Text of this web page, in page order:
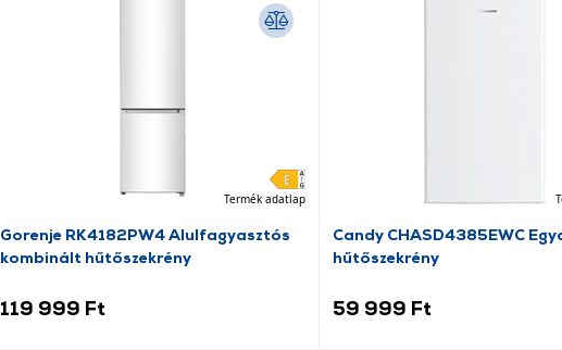
Termék adatlap
Gorenje RK4182PW4 Alulfagyasztós
kombinált hűtőszekrény
119 999 Ft
Candy CHASD4385EWC
hűtőszekrény
59 999 Ft